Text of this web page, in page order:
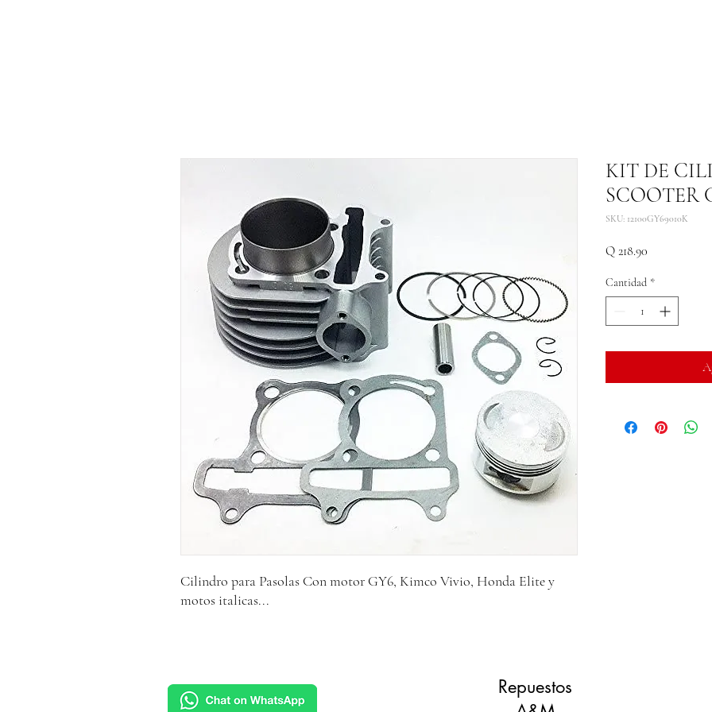
Cilindro para Pasolas Con motor GY6, Kimco Vivio, Honda Elite y
motos italicas...
KIT DE
SCOOTER
SKU: 12100GY69010K
Q 218.90
Cantidad *
Repuestos